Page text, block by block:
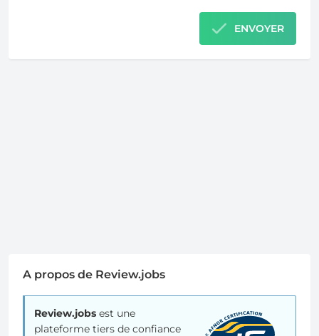
ENVOYER
A propos de Review.jobs
Review.jobs est une
plateforme tiers de confiance